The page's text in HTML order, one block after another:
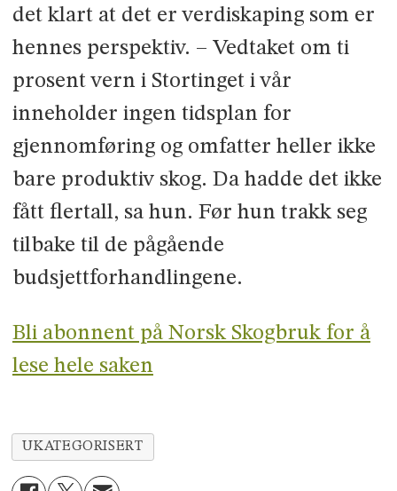
det klart at det er verdiskaping som er
hennes perspektiv. – Vedtaket om ti
prosent vern i Stortinget i vår
inneholder ingen tidsplan for
gjennomføring og omfatter heller ikke
bare produktiv skog. Da hadde det ikke
fått flertall, sa hun. Før hun trakk seg
tilbake til de pågående
budsjettforhandlingene.
Bli abonnent på Norsk Skogbruk for å
lese hele saken
UKATEGORISERT